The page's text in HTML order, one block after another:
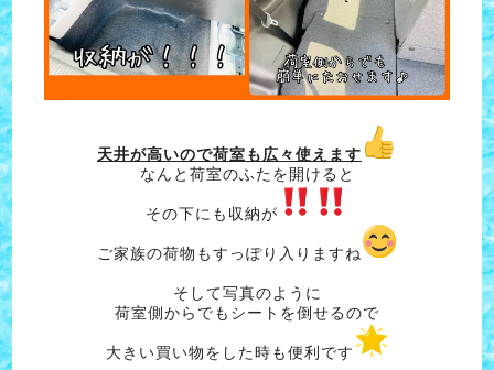
天井が高いので荷室も広々使えます
なんと荷室のふたを開けると
その下にも収納が
ご家族の荷物もすっぽり入りますね
そして写真のように
荷室側からでもシートを倒せるので
大きい買い物をした時も便利です